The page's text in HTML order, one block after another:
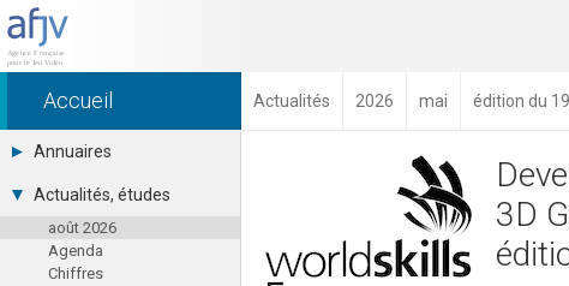
Accueil Actualités 2026 mai édition du
Annuaires
Toutes les sociétés (691)
Studios (418)
Editeurs (49)
Distributeurs (16)
Hard. / Accessoires (10)
Actualités, études
août 2026
Agenda
Chiffres
3D